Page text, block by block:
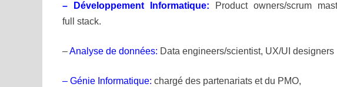
– Développement Informatique: Product owners/scrum
fullstack.
–Analyse de données: Data engineers/scientist, UX/UI designers
– Génie Informatique: chargé des partenariats et du PMO,